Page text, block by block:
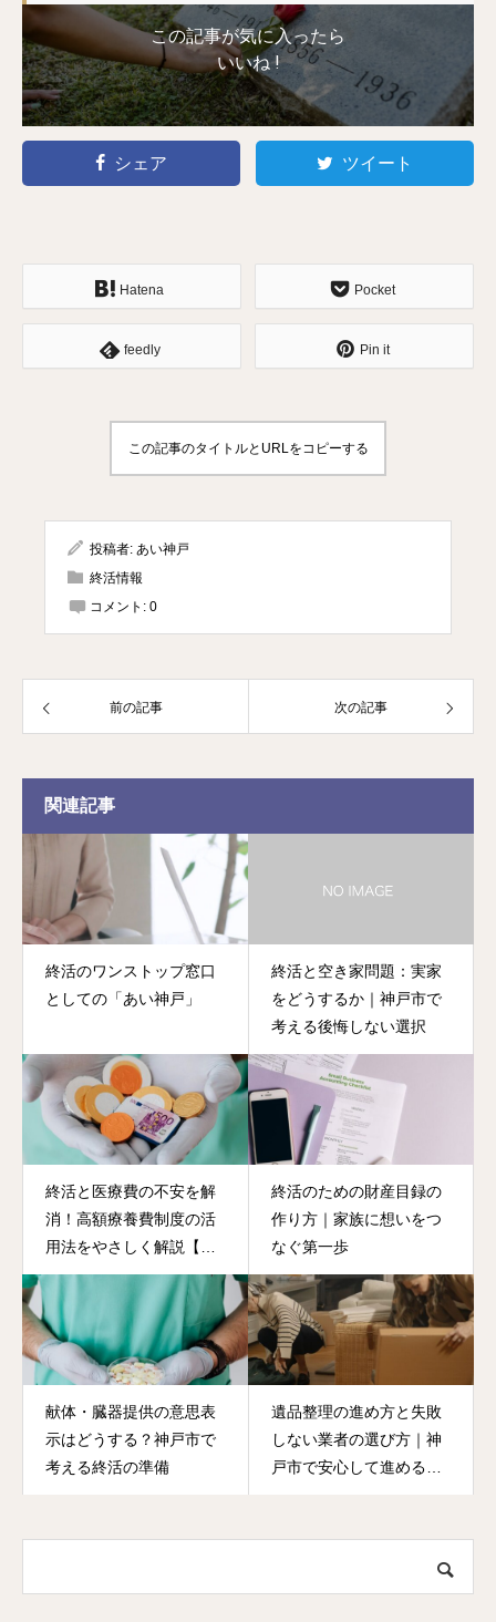
この記事が気に入ったら
いいね !
シェア ツイート
Hatena Pocket
feedly Pin it
この記事のタイトルとURLをコピーする
投稿者: あい神戸
終活情報
コメント: 0
前の記事 次の記事
関連記事
終活のワンストップ窓口
としての「あい神戸」
終活と空き家問題：実家
をどうするか｜神戸市で
考える後悔しない選択
終活と医療費の不安を解
消！高額療養費制度の活
用法をやさしく解説【神
戸市・あい神戸】
終活のための財産目録の
作り方｜家族に想いをつ
なぐ第一歩
献体・臓器提供の意思表
示はどうする？神戸市で
考える終活の準備
遺品整理の進め方と失敗
しない業者の選び方｜神
戸市で安心して進めるた